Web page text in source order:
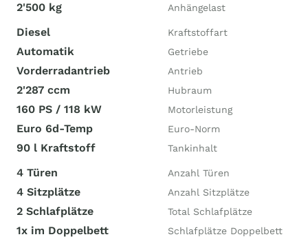
2'500 kg Anhängelast
Diesel Kraftstoffart
Automatik Getriebe
Vorderradantrieb Antrieb
2'287 ccm Hubraum
160 PS / 118 kW Motorleistung
Euro 6d-Temp Euro-Norm
90 l Kraftstoff Tankinhalt
4 Türen Anzahl Türen
4 Sitzplätze Anzahl Sitzplätze
2 Schlafplätze Total Schlafplätze
1x im Doppelbett Schlafplätze Doppelbett